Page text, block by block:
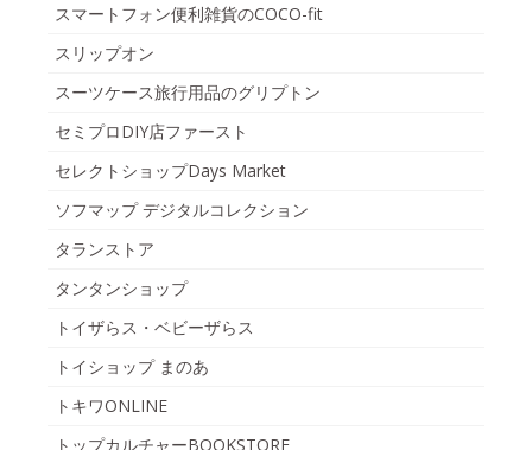
スマートフォン便利雑貨のCOCO-fit
スリップオン
スーツケース旅行用品のグリプトン
セミプロDIY店ファースト
セレクトショップDays Market
ソフマップ デジタルコレクション
タランストア
タンタンショップ
トイザらス・ベビーザらス
トイショップ まのあ
トキワONLINE
トップカルチャーBOOKSTORE